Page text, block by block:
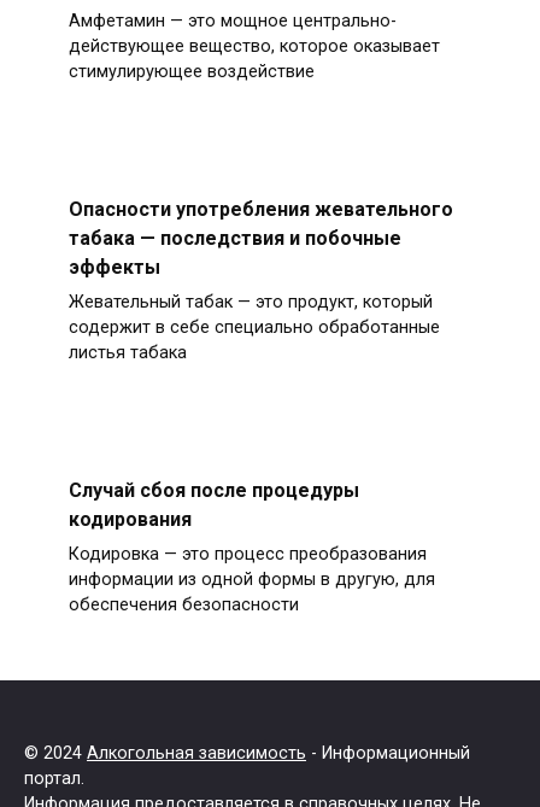
Амфетамин — это мощное центрально-
действующее вещество, которое оказывает
стимулирующее воздействие
Опасности употребления жевательного
табака — последствия и побочные
эффекты
Жевательный табак — это продукт, который
содержит в себе специально обработанные
листья табака
Случай сбоя после процедуры
кодирования
Кодировка — это процесс преобразования
информации из одной формы в другую, для
обеспечения безопасности
© 2024 Алкогольная зависимость - Информационный
портал.